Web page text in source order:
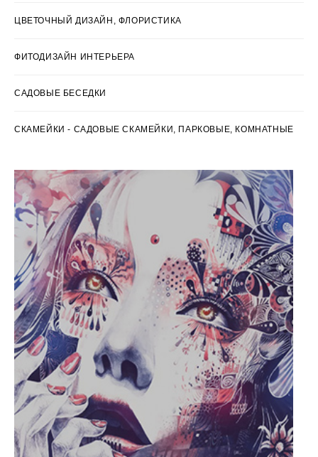
ЦВЕТОЧНЫЙ ДИЗАЙН, ФЛОРИСТИКА
ФИТОДИЗАЙН ИНТЕРЬЕРА
САДОВЫЕ БЕСЕДКИ
СКАМЕЙКИ - САДОВЫЕ СКАМЕЙКИ, ПАРКОВЫЕ, КОМНАТНЫЕ